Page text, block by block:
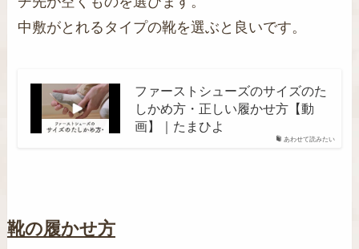
中敷がとれるタイプの靴を選ぶと良いです。
あわせて読みたい
ファーストシューズのサイズのた
しかめ方・正しい履かせ方【動
画】｜たまひよ
靴の履かせ方